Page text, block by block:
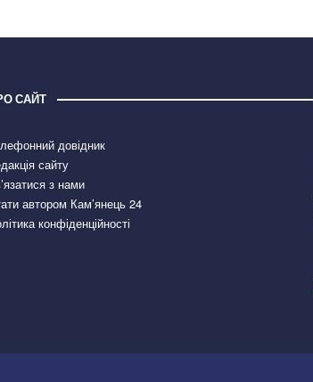
САЙТ
довідник
сайту
з нами
автором Кам’янець 24
конфіденційності